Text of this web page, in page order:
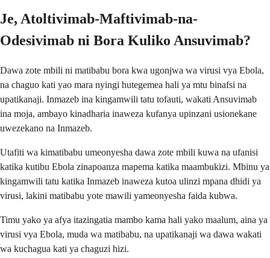
Je, Atoltivimab-Maftivimab-na-
Odesivimab ni Bora Kuliko Ansuvimab?
Dawa zote mbili ni matibabu bora kwa ugonjwa wa virusi vya Ebola,
na chaguo kati yao mara nyingi hutegemea hali ya mtu binafsi na
upatikanaji. Inmazeb ina kingamwili tatu tofauti, wakati Ansuvimab
ina moja, ambayo kinadharia inaweza kufanya upinzani usionekane
uwezekano na Inmazeb.
Utafiti wa kimatibabu umeonyesha dawa zote mbili kuwa na ufanisi
katika kutibu Ebola zinapoanza mapema katika maambukizi. Mbinu ya
kingamwili tatu katika Inmazeb inaweza kutoa ulinzi mpana dhidi ya
virusi, lakini matibabu yote mawili yameonyesha faida kubwa.
Timu yako ya afya itazingatia mambo kama hali yako maalum, aina ya
virusi vya Ebola, muda wa matibabu, na upatikanaji wa dawa wakati
wa kuchagua kati ya chaguzi hizi.